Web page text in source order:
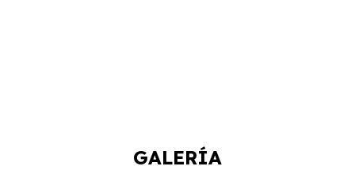
GALERÍA